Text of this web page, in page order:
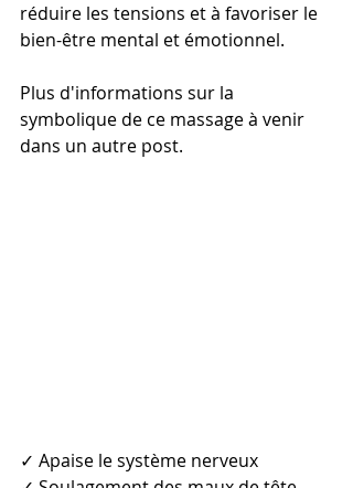
réduire les tensions et à favoriser le
bien-être mental et émotionnel.
Plus d'informations sur la
symbolique de ce massage à venir
dans un autre post.
✓ Apaise le système nerveux